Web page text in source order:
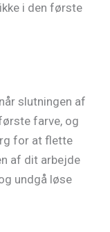
i den første
slutningen af
farve, og
for at flette
af dit arbejde
undgå løse